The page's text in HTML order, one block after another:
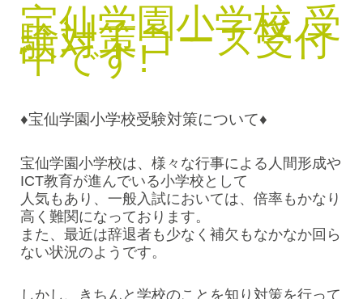
宝仙学園小学校 受
験対策コース受付
中です!
♦宝仙学園小学校受験対策について♦
宝仙学園小学校は、様々な行事による人間形成や
ICT教育が進んでいる小学校として
人気もあり、一般入試においては、倍率もかなり
高く難関になっております。
また、最近は辞退者も少なく補欠もなかなか回ら
ない状況のようです。
しかし、きちんと学校のことを知り対策を行って